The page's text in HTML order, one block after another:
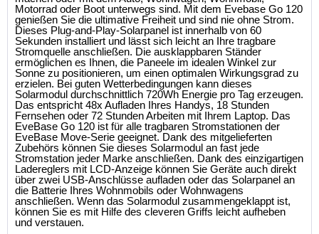
Motorrad oder Boot unterwegs sind. Mit dem Evebase Go 120
genießen Sie die ultimative Freiheit und sind nie ohne Strom.
Dieses Plug-and-Play-Solarpanel ist innerhalb von 60
Sekunden installiert und lässt sich leicht an Ihre tragbare
Stromquelle anschließen. Die ausklappbaren Ständer
ermöglichen es Ihnen, die Paneele im idealen Winkel zur
Sonne zu positionieren, um einen optimalen Wirkungsgrad zu
erzielen. Bei guten Wetterbedingungen kann dieses
Solarmodul durchschnittlich 720Wh Energie pro Tag erzeugen.
Das entspricht 48x Aufladen Ihres Handys, 18 Stunden
Fernsehen oder 72 Stunden Arbeiten mit Ihrem Laptop. Das
EveBase Go 120 ist für alle tragbaren Stromstationen der
EveBase Move-Serie geeignet. Dank des mitgelieferten
Zubehörs können Sie dieses Solarmodul an fast jede
Stromstation jeder Marke anschließen. Dank des einzigartigen
Ladereglers mit LCD-Anzeige können Sie Geräte auch direkt
über zwei USB-Anschlüsse aufladen oder das Solarpanel an
die Batterie Ihres Wohnmobils oder Wohnwagens
anschließen. Wenn das Solarmodul zusammengeklappt ist,
können Sie es mit Hilfe des cleveren Griffs leicht aufheben
und verstauen.